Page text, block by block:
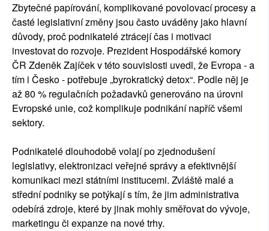
Zbytečné papírování, komplikované povolovací procesy a
časté legislativní změny jsou často uváděny jako hlavní
důvody, proč podnikatelé ztrácejí čas i motivaci
investovat do rozvoje. Prezident Hospodářské komory
ČR Zdeněk Zajíček v této souvislosti uvedl, že Evropa - a
tím i Česko - potřebuje „byrokratický detox“. Podle něj je
až 80 % regulačních požadavků generováno na úrovni
Evropské unie, což komplikuje podnikání napříč všemi
sektory.
Podnikatelé dlouhodobě volají po zjednodušení
legislativy, elektronizaci veřejné správy a efektivnější
komunikaci mezi státními institucemi. Zvláště malé a
střední podniky se potýkají s tím, že jim administrativa
odebírá zdroje, které by jinak mohly směřovat do vývoje,
marketingu či expanze na nové trhy.